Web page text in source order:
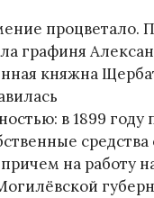
процветало.
графиня
княжна
в 1899 году
на работу